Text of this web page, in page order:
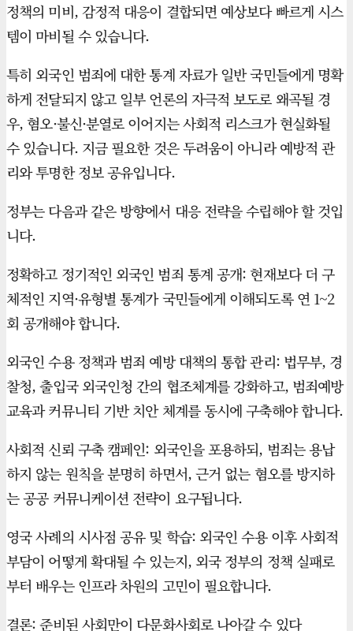
정책의 미비, 감정적 대응이 결합되면 예상보다 빠르게 시스
템이 마비될 수 있습니다.
특히 외국인 범죄에 대한 통계 자료가 일반 국민들에게 명확
하게 전달되지 않고 일부 언론의 자극적 보도로 왜곡될 경
우, 혐오·불신·분열로 이어지는 사회적 리스크가 현실화될
수 있습니다. 지금 필요한 것은 두려움이 아니라 예방적 관
리와 투명한 정보 공유입니다.
정부는 다음과 같은 방향에서 대응 전략을 수립해야 할 것입
니다.
정확하고 정기적인 외국인 범죄 통계 공개: 현재보다 더 구
체적인 지역·유형별 통계가 국민들에게 이해되도록 연 1~2
회 공개해야 합니다.
외국인 수용 정책과 범죄 예방 대책의 통합 관리: 법무부, 경
찰청, 출입국 외국인청 간의 협조체계를 강화하고, 범죄예방
교육과 커뮤니티 기반 치안 체계를 동시에 구축해야 합니다.
사회적 신뢰 구축 캠페인: 외국인을 포용하되, 범죄는 용납
하지 않는 원칙을 분명히 하면서, 근거 없는 혐오를 방지하
는 공공 커뮤니케이션 전략이 요구됩니다.
영국 사례의 시사점 공유 및 학습: 외국인 수용 이후 사회적
부담이 어떻게 확대될 수 있는지, 외국 정부의 정책 실패로
부터 배우는 인프라 차원의 고민이 필요합니다.
결론: 준비된 사회만이 다문화사회로 나아갈 수 있다